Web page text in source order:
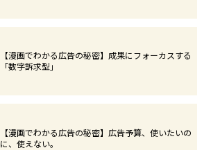
【漫画でわかる広告の秘密】成果にフォーカスする
「数字訴求型」
【漫画でわかる広告の秘密】広告予算、使いたいの
に、使えない。